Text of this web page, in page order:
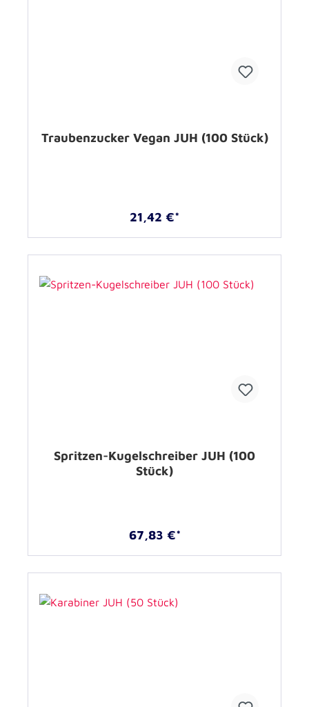
Traubenzucker Vegan JUH (100 Stück)
21,42 €*
Spritzen-Kugelschreiber JUH (100
Stück)
67,83 €*